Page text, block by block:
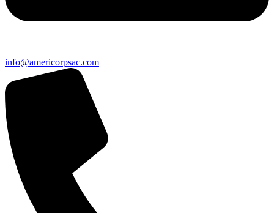
info@americorpsac.com